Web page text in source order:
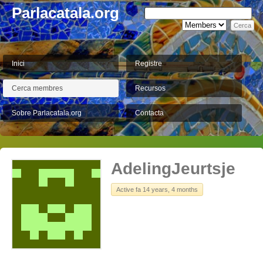
Parlacatala.org
Inici Registre
Cerca membres Recursos
Sobre Parlacatala.org Contacta
AdelingJeurtsje
Active fa 14 years, 4 months